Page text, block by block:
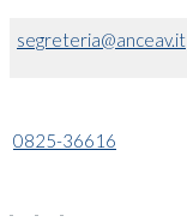
segreteria@anceav.it
0825-36616